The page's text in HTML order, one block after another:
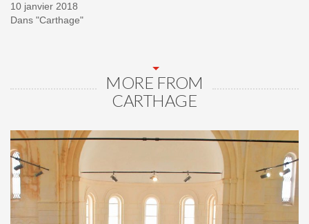
10 janvier 2018
Dans "Carthage"
MORE FROM
CARTHAGE